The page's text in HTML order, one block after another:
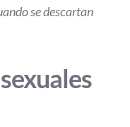
se descartan